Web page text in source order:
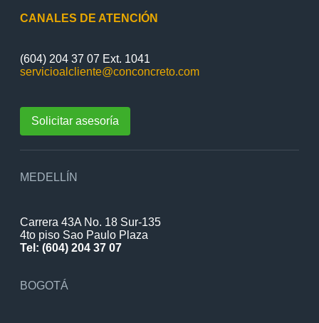
CANALES DE ATENCIÓN
(604) 204 37 07 Ext. 1041
servicioalcliente@conconcreto.com
Solicitar asesoría
MEDELLÍN
Carrera 43A No. 18 Sur-135
4to piso Sao Paulo Plaza
Tel: (604) 204 37 07
BOGOTÁ